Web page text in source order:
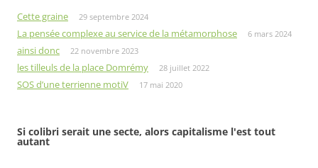
Cette graine 29 septembre 2024
La pensée complexe au service de la métamorphose 6 mars 2024
ainsi donc 22 novembre 2023
les tilleuls de la place Domrémy 28 juillet 2022
SOS d’une terrienne motiV 17 mai 2020
Si colibri serait une secte, alors capitalisme l'est tout
autant